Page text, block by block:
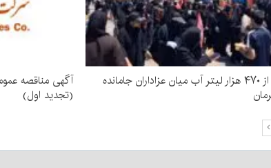
توزیع بیش از ۴۷۰ هزار لیتر آب میان عزاداران جامانده
(تجدید اول)